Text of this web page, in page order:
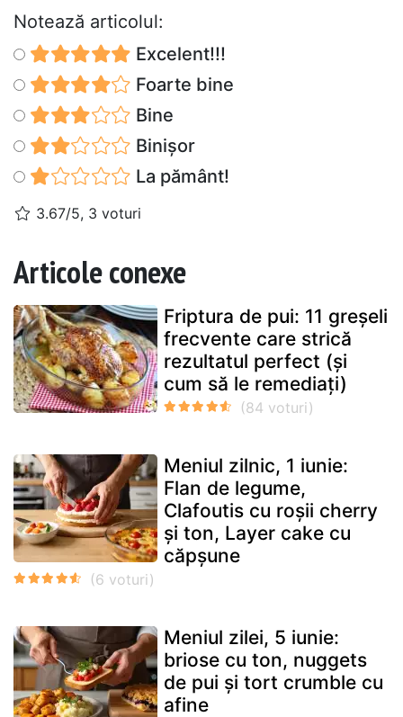
Notează articolul:
Excelent!!!
Foarte bine
Bine
Binișor
La pământ!
3.67/5, 3 voturi
Articole conexe
Friptura de pui: 11 greșeli
frecvente care strică
rezultatul perfect (și
cum să le remediați)
Meniul zilnic, 1 iunie:
Flan de legume,
Clafoutis cu roșii cherry
și ton, Layer cake cu
căpșune
Meniul zilei, 5 iunie:
briose cu ton, nuggets
de pui și tort crumble cu
afine